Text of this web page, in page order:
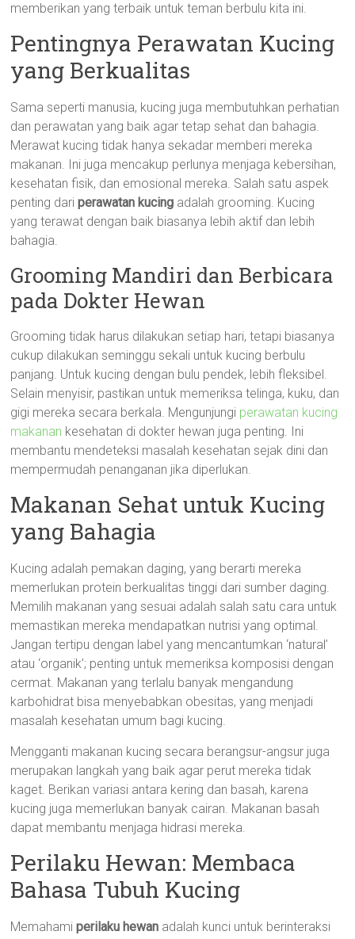
memberikan yang terbaik untuk teman berbulu kita ini.
Pentingnya Perawatan Kucing
yang Berkualitas
Sama seperti manusia, kucing juga membutuhkan perhatian
dan perawatan yang baik agar tetap sehat dan bahagia.
Merawat kucing tidak hanya sekadar memberi mereka
makanan. Ini juga mencakup perlunya menjaga kebersihan,
kesehatan fisik, dan emosional mereka. Salah satu aspek
penting dariperawatan kucing adalah grooming. Kucing
yang terawat dengan baik biasanya lebih aktif dan lebih
bahagia.
Grooming Mandiri dan Berbicara
pada Dokter Hewan
Grooming tidak harus dilakukan setiap hari, tetapi biasanya
cukup dilakukan seminggu sekali untuk kucing berbulu
panjang. Untuk kucing dengan bulu pendek, lebih fleksibel.
Selain menyisir, pastikan untuk memeriksa telinga, kuku, dan
gigi mereka secara berkala. Mengunjungi perawatan kucing
makanan kesehatan di dokter hewan juga penting. Ini
membantu mendeteksi masalah kesehatan sejak dini dan
mempermudah penanganan jika diperlukan.
Makanan Sehat untuk Kucing
yang Bahagia
Kucing adalah pemakan daging, yang berarti mereka
memerlukan protein berkualitas tinggi dari sumber daging.
Memilih makanan yang sesuai adalah salah satu cara untuk
memastikan mereka mendapatkan nutrisi yang optimal.
Jangan tertipu dengan label yang mencantumkan ‘natural’
atau ‘organik’; penting untuk memeriksa komposisi dengan
cermat. Makanan yang terlalu banyak mengandung
karbohidrat bisa menyebabkan obesitas, yang menjadi
masalah kesehatan umum bagi kucing.
Mengganti makanan kucing secara berangsur-angsur juga
merupakan langkah yang baik agar perut mereka tidak
kaget. Berikan variasi antara kering dan basah, karena
kucing juga memerlukan banyak cairan. Makanan basah
dapat membantu menjaga hidrasi mereka.
Perilaku Hewan: Membaca
Bahasa Tubuh Kucing
Memahamiperilaku hewan adalah kunci untuk berinteraksi